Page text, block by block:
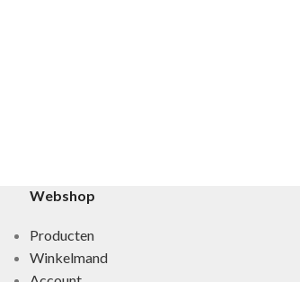
Webshop
Producten
Winkelmand